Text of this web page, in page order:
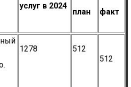
услуг в 2024
план факт
1278
512
512